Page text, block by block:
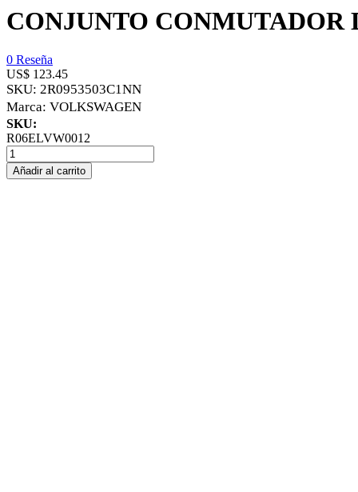
CONJUNTO
0 Reseña
US$ 123.45
SKU: 2R0953503C1NN
Marca: VOLKSWAGEN
SKU:
R06ELVW0012
Añadir al carrito